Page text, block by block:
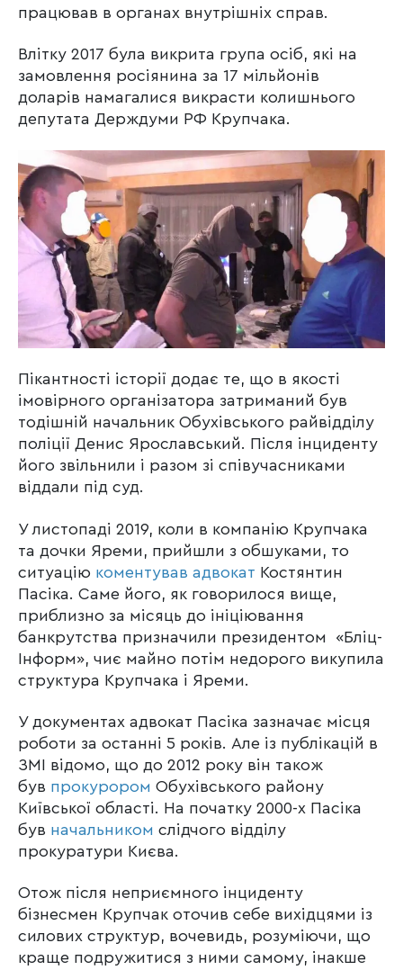
працював в органах внутрішніх справ.
Влітку 2017 була викрита група осіб, які на
замовлення росіянина за 17 мільйонів
доларів намагалися викрасти колишнього
депутата Держдуми РФ Крупчака.
Пікантності історії додає те, що в якості
імовірного організатора затриманий був
тодішній начальник Обухівського райвідділу
поліції Денис Ярославський. Після інциденту
його звільнили і разом зі співучасниками
віддали під суд.
У листопаді 2019, коли в компанію Крупчака
та дочки Яреми, прийшли з обшуками, то
ситуацію коментував адвокат Костянтин
Пасіка. Саме його, як говорилося вище,
приблизно за місяць до ініціювання
банкрутства призначили президентом «Бліц-
Інформ», чиє майно потім недорого викупила
структура Крупчака і Яреми.
У документах адвокат Пасіка зазначає місця
роботи за останні 5 років. Але із публікацій в
ЗМІ відомо, що до 2012 року він також
був прокурором Обухівського району
Київської області. На початку 2000-х Пасіка
був начальником слідчого відділу
прокуратури Києва.
Отож після неприємного інциденту
бізнесмен Крупчак оточив себе вихідцями із
силових структур, вочевидь, розуміючи, що
краще подружитися з ними самому, інакше